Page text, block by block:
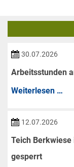
30.07.2026
Arbeitsstunden
Weiterlesen …
12.07.2026
Teich
gesperrt